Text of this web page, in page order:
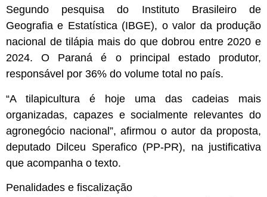
Segundo pesquisa do Instituto Brasileiro de
Geografia e Estatística (IBGE), o valor da produção
nacional de tilápia mais do que dobrou entre 2020 e
2024. O Paraná é o principal estado produtor,
responsável por 36% do volume total no país.
“A tilapicultura é hoje uma das cadeias mais
organizadas, capazes e socialmente relevantes do
agronegócio nacional”, afirmou o autor da proposta,
deputado Dilceu Sperafico (PP-PR), na justificativa
que acompanha o texto.
Penalidades e fiscalização